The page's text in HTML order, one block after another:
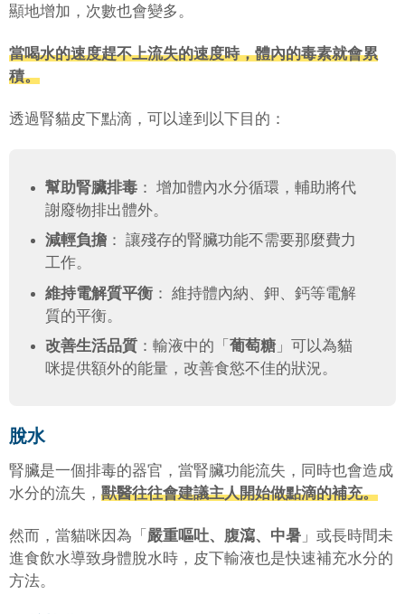
顯地增加，次數也會變多。
當喝水的速度趕不上流失的速度時，體內的毒素就會累
積。
透過腎貓皮下點滴，可以達到以下目的：
幫助腎臟排毒： 增加體內水分循環，輔助將代
謝廢物排出體外。
減輕負擔： 讓殘存的腎臟功能不需要那麼費力
工作。
維持電解質平衡： 維持體內納、鉀、鈣等電解
質的平衡。
改善生活品質：輸液中的「 葡萄糖」可以為貓
咪提供額外的能量，改善食慾不佳的狀況。
脫水
腎臟是一個排毒的器官，當腎臟功能流失，同時也會造成
水分的流失， 獸醫往往會建議主人開始做點滴的補充。
然而，當貓咪因為「 嚴重嘔吐、腹瀉、中暑 」或長時間未
進食飲水導致身體脫水時，皮下輸液也是快速補充水分的
方法。